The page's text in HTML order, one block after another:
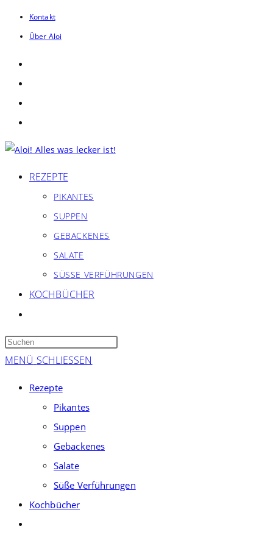
Zum
Kontakt
Über Aloi
REZEPTE
PIKANTES
SUPPEN
GEBACKENES
SALATE
SÜSSE VERFÜHRUNGEN
KOCHBÜCHER
SUCHE
UMSCHALTEN
Press
MENÜ SCHLIESSEN
Rezepte
Pikantes
Suppen
Gebackenes
Salate
Süße Verführungen
Kochbücher